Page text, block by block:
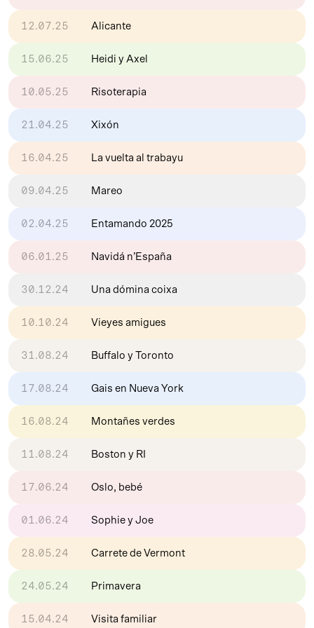
12.07.25 Alicante
15.06.25 Heidi y Axel
10.05.25 Risoterapia
21.04.25 Xixón
16.04.25 La vuelta al trabayu
09.04.25 Mareo
02.04.25 Entamando 2025
06.01.25 Navidá n’España
30.12.24 Una dómina coixa
10.10.24 Vieyes amigues
31.08.24 Buffalo y Toronto
17.08.24 Gais en Nueva York
16.08.24 Montañes verdes
11.08.24 Boston y RI
17.06.24 Oslo, bebé
01.06.24 Sophie y Joe
28.05.24 Carrete de Vermont
24.05.24 Primavera
15.04.24 Visita familiar